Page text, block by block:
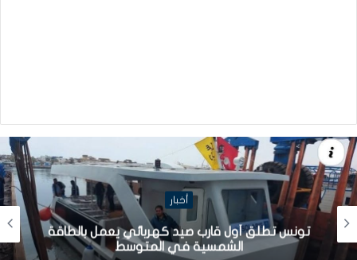
أخبار
تونس تطلق أول قارب صيد كهربائي يعمل بالطاقة
الشمسية في المتوسط